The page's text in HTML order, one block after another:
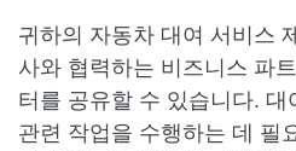
귀하의 자동차 대여 서비스
사와 협력하는 비즈니스 파
터를 공유할 수 있습니다.
관련 작업을 수행하는 데 필